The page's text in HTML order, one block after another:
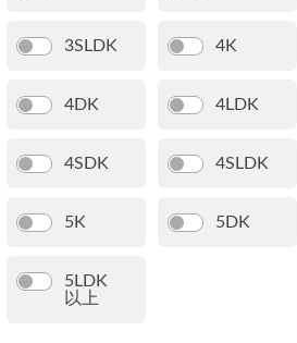
3SLDK 4K
4DK 4LDK
4SDK 4SLDK
5K 5DK
5LDK
以上